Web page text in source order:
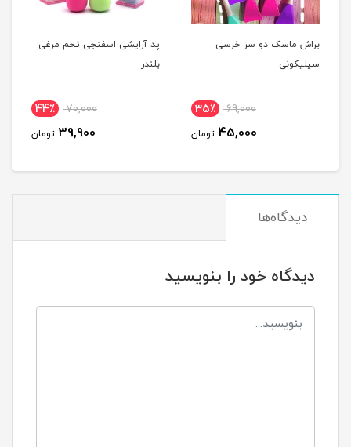
براش ماسک دو سر خرسی
سیلیکونی
69,000 35٪
45,000 تومان
پد آرایشی اسفنجی تخم مرغی
بلندر
70,000 44٪
39,900 تومان
دیدگاه‌ها
دیدگاه خود را بنویسید